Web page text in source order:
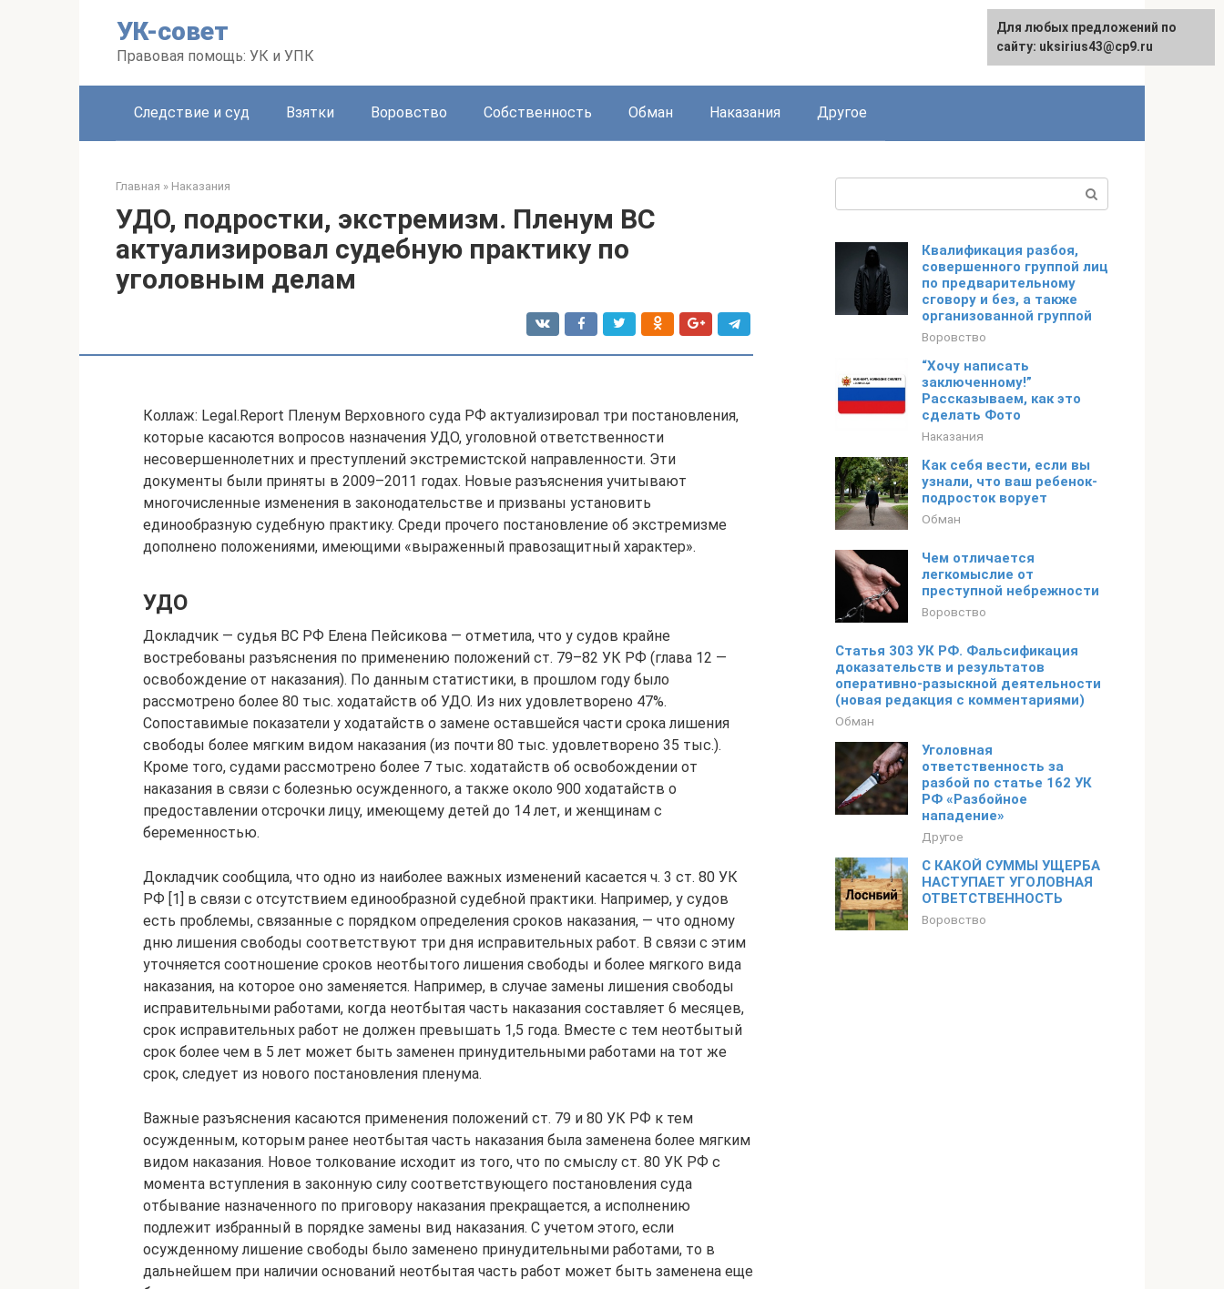
УК-совет
Правовая помощь: УК и УПК
English
Следствие и суд Взятки Воровство Собственность Обман Наказания Другое
Главная » Наказания
УДО, подростки, экстремизм. Пленум ВС
актуализировал судебную практику по
уголовным делам
Коллаж: Legal.Report Пленум Верховного суда РФ актуализировал три постановления,
которые касаются вопросов назначения УДО, уголовной ответственности
несовершеннолетних и преступлений экстремистской направленности. Эти
документы были приняты в 2009–2011 годах. Новые разъяснения учитывают
многочисленные изменения в законодательстве и призваны установить
единообразную судебную практику. Среди прочего постановление об экстремизме
дополнено положениями, имеющими «выраженный правозащитный характер».
УДО
Докладчик — судья ВС РФ Елена Пейсикова — отметила, что у судов крайне
востребованы разъяснения по применению положений ст. 79–82 УК РФ (глава 12 —
освобождение от наказания). По данным статистики, в прошлом году было
рассмотрено более 80 тыс. ходатайств об УДО. Из них удовлетворено 47%.
Сопоставимые показатели у ходатайств о замене оставшейся части срока лишения
свободы более мягким видом наказания (из почти 80 тыс. удовлетворено 35 тыс.).
Кроме того, судами рассмотрено более 7 тыс. ходатайств об освобождении от
наказания в связи с болезнью осужденного, а также около 900 ходатайств о
предоставлении отсрочки лицу, имеющему детей до 14 лет, и женщинам с
беременностью.
Докладчик сообщила, что одно из наиболее важных изменений касается ч. 3 ст. 80 УК
РФ [1] в связи с отсутствием единообразной судебной практики. Например, у судов
есть проблемы, связанные с порядком определения сроков наказания, — что одному
дню лишения свободы соответствуют три дня исправительных работ. В связи с этим
уточняется соотношение сроков неотбытого лишения свободы и более мягкого вида
наказания, на которое оно заменяется. Например, в случае замены лишения свободы
исправительными работами, когда неотбытая часть наказания составляет 6 месяцев,
срок исправительных работ не должен превышать 1,5 года. Вместе с тем неотбытый
срок более чем в 5 лет может быть заменен принудительными работами на тот же
срок, следует из нового постановления пленума.
Важные разъяснения касаются применения положений ст. 79 и 80 УК РФ к тем
осужденным, которым ранее неотбытая часть наказания была заменена более мягким
видом наказания. Новое толкование исходит из того, что по смыслу ст. 80 УК РФ с
момента вступления в законную силу соответствующего постановления суда
отбывание назначенного по приговору наказания прекращается, а исполнению
подлежит избранный в порядке замены вид наказания. С учетом этого, если
осужденному лишение свободы было заменено принудительными работами, то в
дальнейшем при наличии оснований неотбытая часть работ может быть заменена еще
Квалификация разбоя,
совершенного группой лиц
по предварительному
сговору и без, а также
организованной группой
Воровство
“Хочу написать
заключенному!”
Рассказываем, как это
сделать Фото
Наказания
Как себя вести, если вы
узнали, что ваш ребенок-
подросток ворует
Обман
Чем отличается
легкомыслие от
преступной небрежности
Воровство
Статья 303 УК РФ. Фальсификация
доказательств и результатов
оперативно-разыскной деятельности
(новая редакция с комментариями)
Обман
Уголовная
ответственность за
разбой по статье 162 УК
РФ «Разбойное
нападение»
Другое
С КАКОЙ СУММЫ УЩЕРБА
НАСТУПАЕТ УГОЛОВНАЯ
ОТВЕТСТВЕННОСТЬ
Воровство
Для любых предложений по
сайту: uksirius43@cp9.ru